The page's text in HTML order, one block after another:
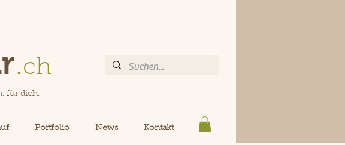
.ch
für dich.
Portfolio News Kontakt